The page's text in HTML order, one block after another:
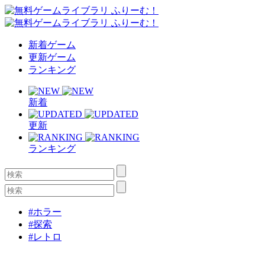
新着ゲーム
更新ゲーム
ランキング
新着
更新
ランキング
#ホラー
#探索
#レトロ